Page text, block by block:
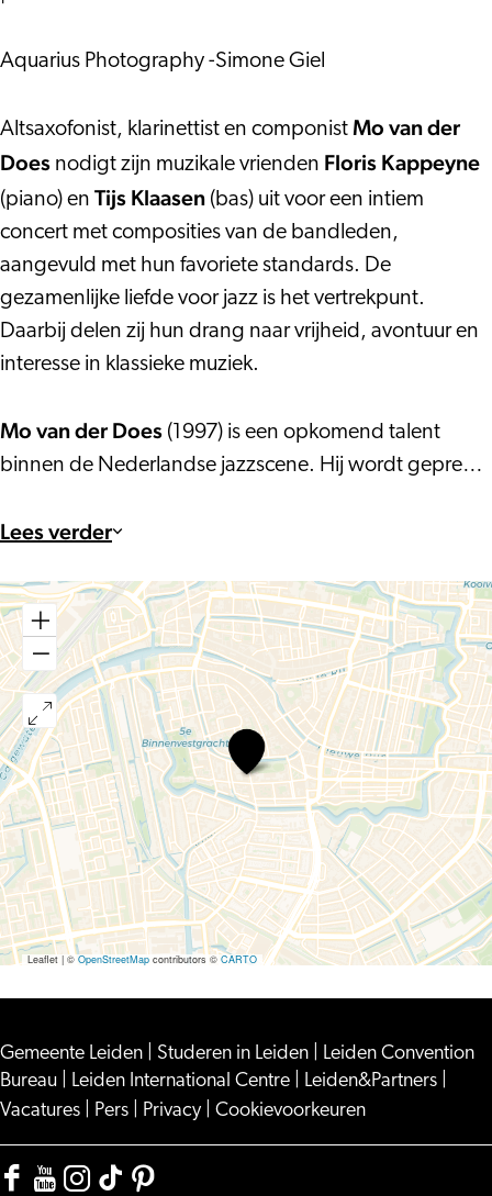
Aquarius Photography -Simone Giel
Altsaxofonist, klarinettist en componist Mo van der
Does nodigt zijn muzikale vrienden Floris Kappeyne
(piano) en Tijs Klaasen (bas) uit voor een intiem
concert met composities van de bandleden,
aangevuld met hun favoriete standards. De
gezamenlijke liefde voor jazz is het vertrekpunt.
Daarbij delen zij hun drang naar vrijheid, avontuur en
interesse in klassieke muziek.
Mo van der Does (1997) is een opkomend talent
binnen de Nederlandse jazzscene. Hij wordt gepre…
Lees verder
JAZZCONCERT,
TRIO
MO
VAN
DER
DOES
Leaflet| ©OpenStreetMap contributors ©CARTO
Gemeente Leiden Studeren in Leiden
Leiden Convention
Bureau
Leiden International Centre Leiden&Partners
Vacatures
Pers Privacy Cookievoorkeuren